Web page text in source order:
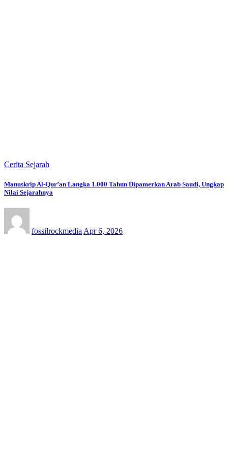
Cerita Sejarah
Manuskrip Al-Qur’an Langka 1.000 Tahun Dipamerkan Arab Saudi, Ungkap
Nilai Sejarahnya
fossilrockmedia Apr 6, 2026